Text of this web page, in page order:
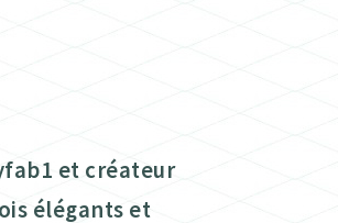
et créateur
élégants et